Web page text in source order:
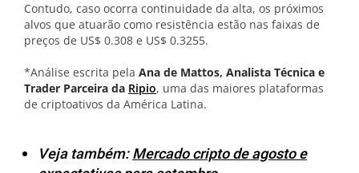
Contudo, caso ocorra continuidade da alta, os próximos
alvos que atuarão como resistência estão nas faixas de
preços de US$ 0.308 e US$ 0.3255.
*Análise escrita pela Ana de Mattos, Analista Técnica e
Trader Parceira da Ripio, uma das maiores plataformas
de criptoativos da América Latina.
Veja também:Mercado cripto de agosto e